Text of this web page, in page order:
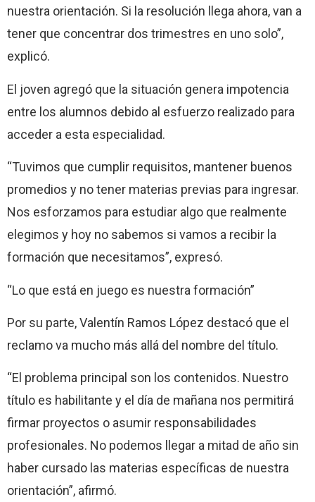
nuestra orientación. Si la resolución llega ahora, van a
tener que concentrar dos trimestres en uno solo”,
explicó.
El joven agregó que la situación genera impotencia
entre los alumnos debido al esfuerzo realizado para
acceder a esta especialidad.
“Tuvimos que cumplir requisitos, mantener buenos
promedios y no tener materias previas para ingresar.
Nos esforzamos para estudiar algo que realmente
elegimos y hoy no sabemos si vamos a recibir la
formación que necesitamos”, expresó.
“Lo que está en juego es nuestra formación”
Por su parte, Valentín Ramos López destacó que el
reclamo va mucho más allá del nombre del título.
“El problema principal son los contenidos. Nuestro
título es habilitante y el día de mañana nos permitirá
firmar proyectos o asumir responsabilidades
profesionales. No podemos llegar a mitad de año sin
haber cursado las materias específicas de nuestra
orientación”, afirmó.